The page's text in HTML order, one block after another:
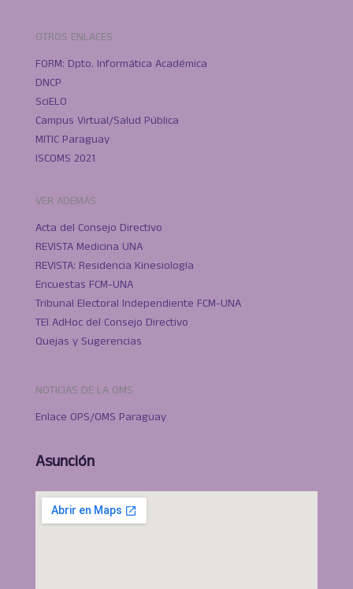
OTROS ENLACES
FORM: Dpto. Informática Académica
DNCP
SciELO
Campus Virtual/Salud Pública
MITIC Paraguay
ISCOMS 2021
VER ADEMÁS
Acta del Consejo Directivo
REVISTA Medicina UNA
REVISTA: Residencia Kinesiología
Encuestas FCM-UNA
Tribunal Electoral Independiente FCM-UNA
TEl AdHoc del Consejo Directivo
Quejas y Sugerencias
NOTICIAS DE LA OMS
Enlace OPS/OMS Paraguay
Asunción